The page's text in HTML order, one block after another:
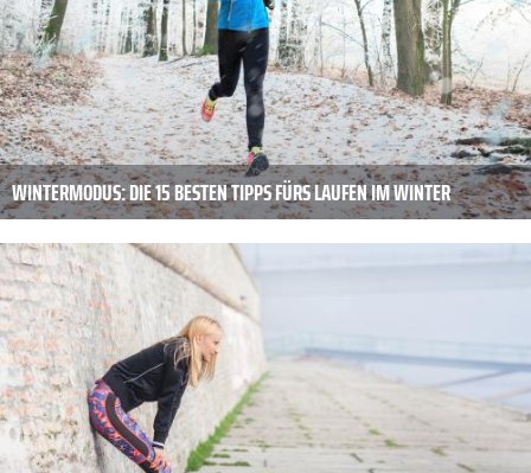
WINTERMODUS: DIE 15 BESTEN TIPPS FÜRS LAUFEN IM WINTER